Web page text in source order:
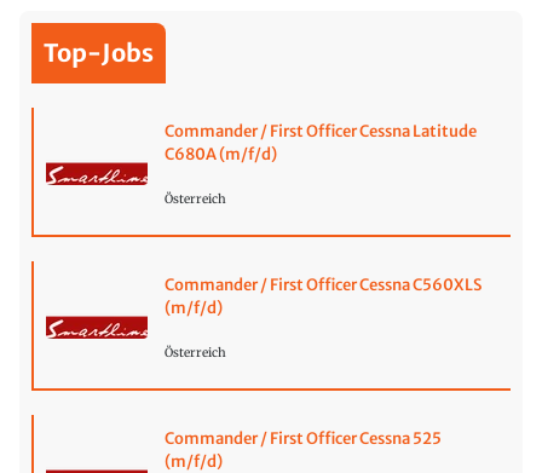
Top-Jobs
Commander / First Officer Cessna Latitude
C680A (m/f/d)
Österreich
Commander / First Officer Cessna C560XLS
(m/f/d)
Österreich
Commander / First Officer Cessna 525
(m/f/d)